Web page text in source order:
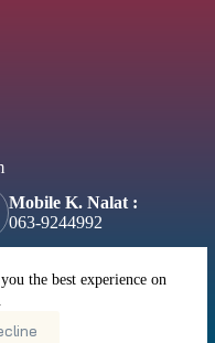
the best experience on
Mobile K. Nalat :
063-9244992